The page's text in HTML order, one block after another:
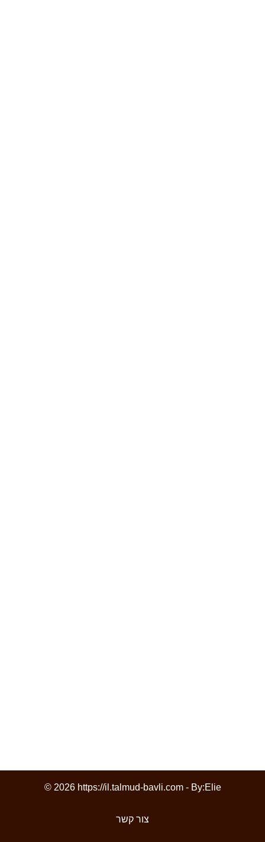
© 2026 https://il.talmud-bavli.com - By:Elie
צור קשר